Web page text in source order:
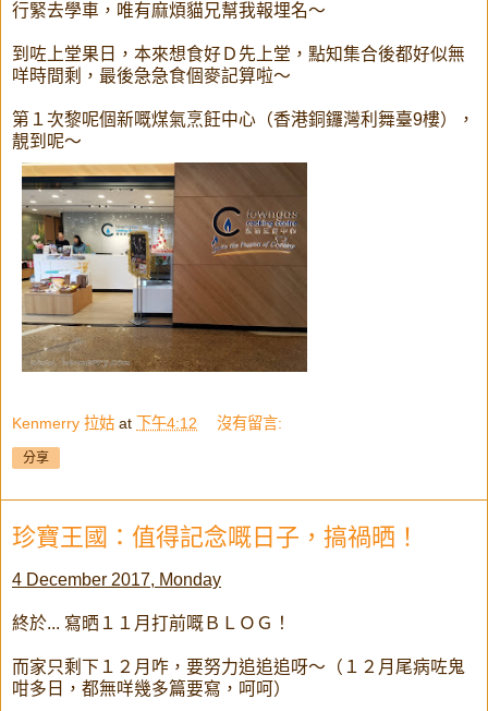
行緊去學車，唯有麻煩貓兄幫我報埋名～
到咗上堂果日，本來想食好Ｄ先上堂，點知集合後都好似無
咩時間剩，最後急急食個麥記算啦～
第１次黎呢個新嘅煤氣烹飪中心（香港銅鑼灣利舞臺9樓），
靚到呢～
Kenmerry 拉姑 at 下午4:12 沒有留言:
分享
珍寶王國：值得記念嘅日子，搞禍晒！
4 December 2017, Monday
終於... 寫晒１１月打前嘅ＢＬＯＧ！
而家只剩下１２月咋，要努力追追追呀～（１２月尾病咗鬼
咁多日，都無咩幾多篇要寫，呵呵）